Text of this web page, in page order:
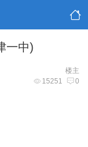
一中)
楼主
15251 0